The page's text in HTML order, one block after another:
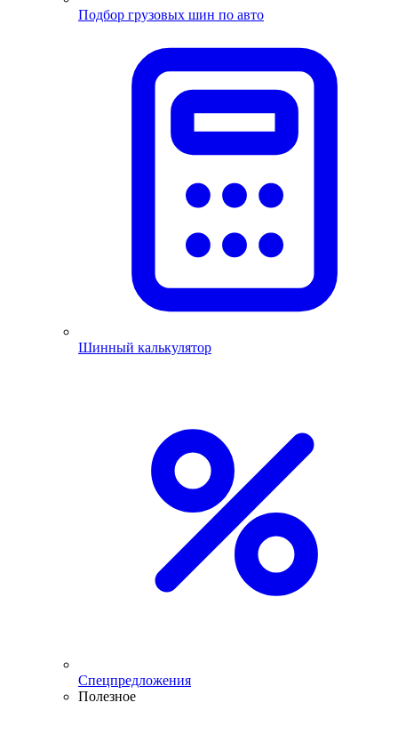
Подбор грузовых шин по авто
Шинный калькулятор
Спецпредложения
Полезное